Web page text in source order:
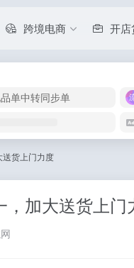
跨境电商 开
单中转同步单
货上门力度
加大送货上门